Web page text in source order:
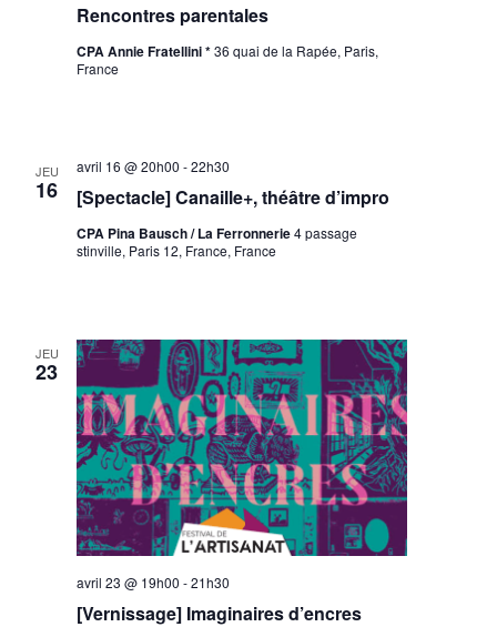
Rencontres parentales
CPA Annie Fratellini *36 quai de la Rapée, Paris,
France
JEU
16 [Spectacle] Canaille+, théâtre d’impro
avril 16 @ 20h00 -22h30
CPA Pina Bausch / La Ferronnerie4 passage
stinville, Paris 12, France, France
JEU
23
[Vernissage] Imaginaires d’encres
avril 23 @ 19h00 -21h30